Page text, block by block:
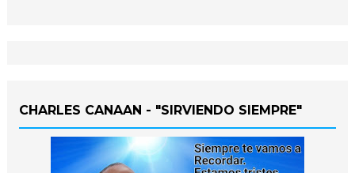
CHARLES CANAAN - "SIRVIENDO SIEMPRE"